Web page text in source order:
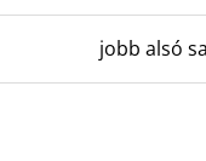
jobb alsó